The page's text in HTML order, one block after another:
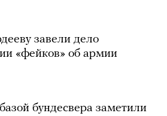
завели дело
«фейков» об армии
бундесвера заметили